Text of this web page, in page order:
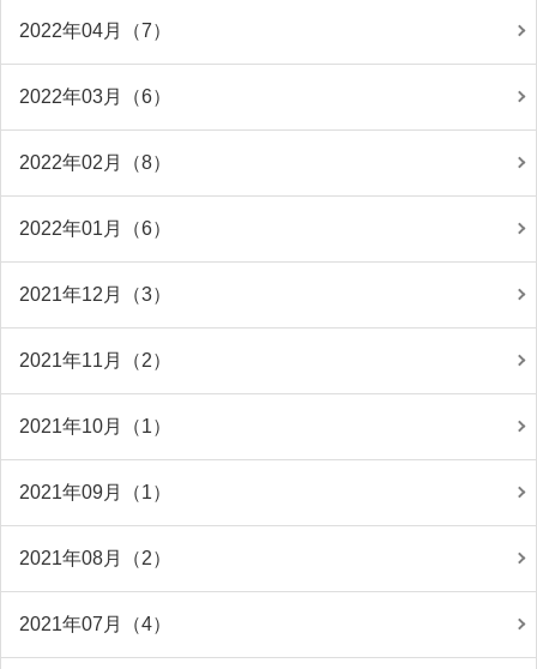
2022年04月（7）
2022年03月（6）
2022年02月（8）
2022年01月（6）
2021年12月（3）
2021年11月（2）
2021年10月（1）
2021年09月（1）
2021年08月（2）
2021年07月（4）